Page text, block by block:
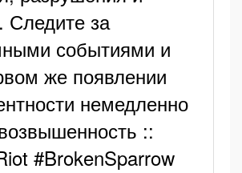
Следите за
событиями и
же появлении
немедленно
::
#BrokenSparrow